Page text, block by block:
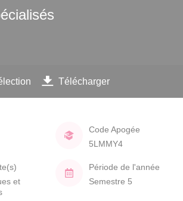
Télécharger
Code Apogée
5LMMY4
et
Période de l'année
Semestre 5